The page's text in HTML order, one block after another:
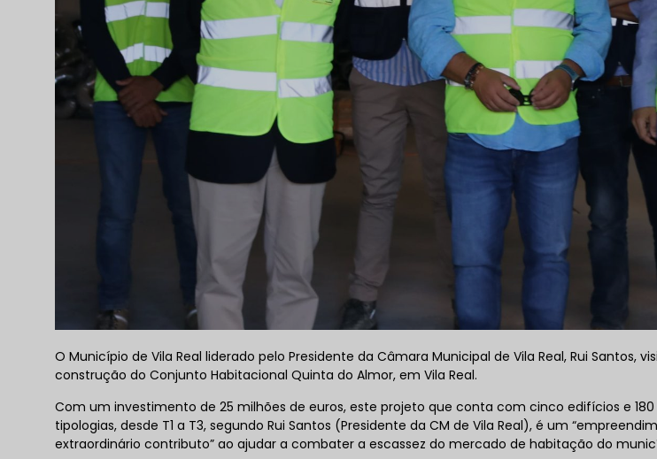
O Município de Vila Real liderado pelo Presidente da Câmara Municipal de Vila Real, Rui Santos,
construção do Conjunto Habitacional Quinta do Almor, em Vila Real.
Com um investimento de 25 milhões de euros, este projeto que conta com cinco edifícios e
tipologias, desde T1 a T3, segundo Rui Santos (Presidente da CM de Vila Real), é um
extraordinário contributo” ao ajudar a combater a escassez do mercado de habitação do